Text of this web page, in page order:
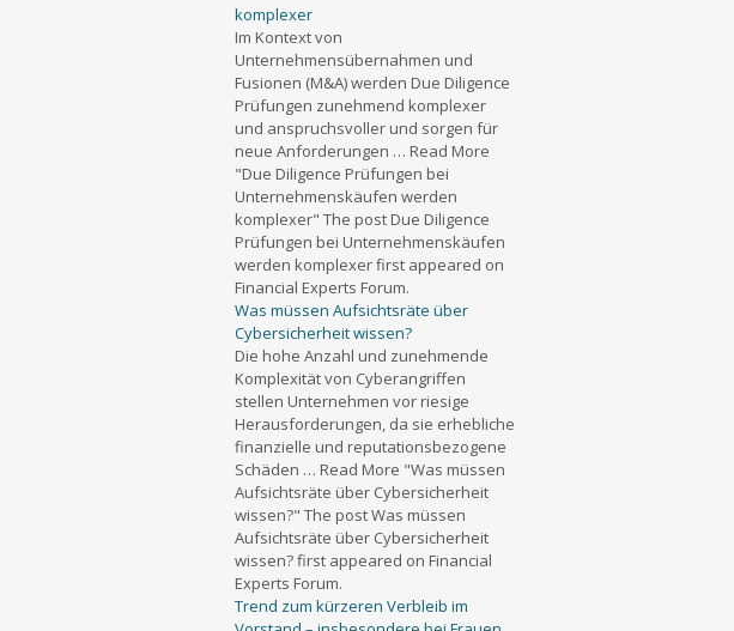
komplexer
Im Kontext von
Unternehmensübernahmen und
Fusionen (M&A) werden Due Diligence
Prüfungen zunehmend komplexer
und anspruchsvoller und sorgen für
neue Anforderungen … Read More
"Due Diligence Prüfungen bei
Unternehmenskäufen werden
komplexer" The post Due Diligence
Prüfungen bei Unternehmenskäufen
werden komplexer first appeared on
Financial Experts Forum.
Was müssen Aufsichtsräte über
Cybersicherheit wissen?
Die hohe Anzahl und zunehmende
Komplexität von Cyberangriffen
stellen Unternehmen vor riesige
Herausforderungen, da sie erhebliche
finanzielle und reputationsbezogene
Schäden … Read More "Was müssen
Aufsichtsräte über Cybersicherheit
wissen?" The post Was müssen
Aufsichtsräte über Cybersicherheit
wissen? first appeared on Financial
Experts Forum.
Trend zum kürzeren Verbleib im